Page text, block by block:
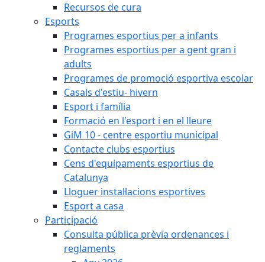
Recursos de cura
Esports
Programes esportius per a infants
Programes esportius per a gent gran i
adults
Programes de promoció esportiva escolar
Casals d'estiu- hivern
Esport i família
Formació en l'esport i en el lleure
GiM 10 - centre esportiu municipal
Contacte clubs esportius
Cens d'equipaments esportius de
Catalunya
Lloguer instal·lacions esportives
Esport a casa
Participació
Consulta pública prèvia ordenances i
reglaments